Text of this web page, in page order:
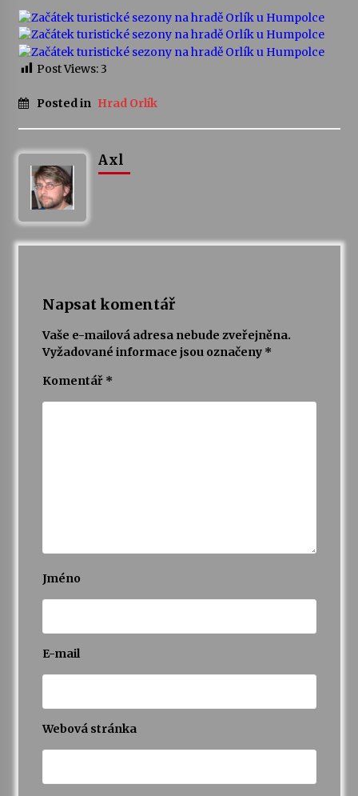
Post Views:3
Posted in Hrad Orlík
Axl
Napsat komentář
Vaše e-mailová adresa nebude zveřejněna.
Vyžadované informace jsou označeny *
Komentář *
Jméno
E-mail
Webová stránka